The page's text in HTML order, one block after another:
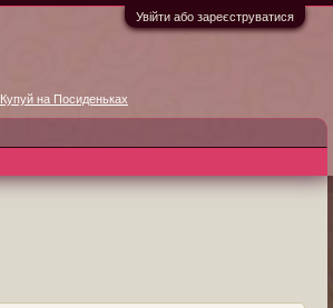
Увійти або зареєструватися
Купуй на Посиденьках